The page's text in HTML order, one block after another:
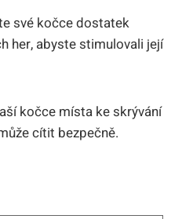
své kočce dostatek
her, ⁤abyste stimulovali její‍
kočce místa ke⁤ skrývání‌
cítit⁢ bezpečně.